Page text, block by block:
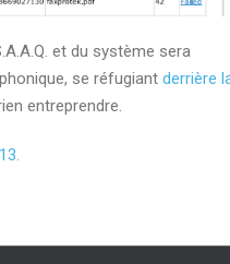
– Entretien
et du système sera
se réfugiant derrière
entreprendre.